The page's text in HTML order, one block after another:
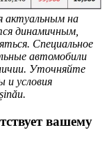
актуальным на
динамичным,
Специальное
автомобили
Уточняйте
и условия
вашему